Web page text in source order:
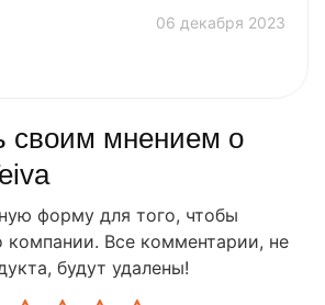
06 декабря 2023
своим мнением о
форму для того, чтобы
компании. Все комментарии, не
будут удалены!